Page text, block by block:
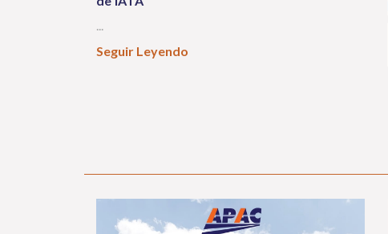
...
Seguir Leyendo